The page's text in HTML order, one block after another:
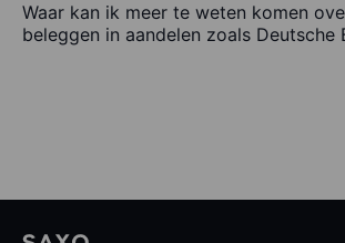
Waar kan ik meer te weten komen
beleggen in aandelen zoals Deutsche